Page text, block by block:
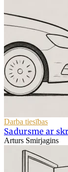
Darba tiesības
Sadursme ar
Arturs Smirjagins